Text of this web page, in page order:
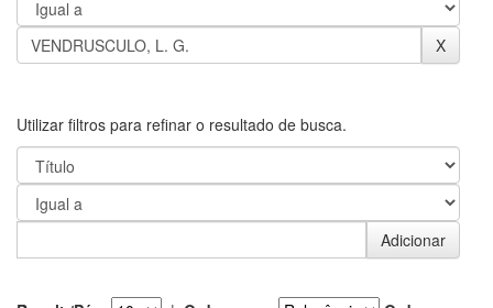
Utilizar filtros para refinar o resultado de busca.